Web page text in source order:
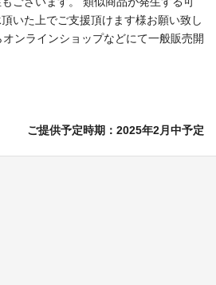
いた上でご支援頂けます様お願い致し
ンラインショップなどにて一般販売開
ご提供予定時期：2025年2月中予定